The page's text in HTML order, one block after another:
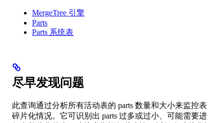
MergeTree 引擎
Parts
Parts 系统表
尽早发现问题
此查询通过分析所有活动表的 parts 数量和大小来监控表
碎片化情况。它可识别出 parts 过多或过小、可能需要进